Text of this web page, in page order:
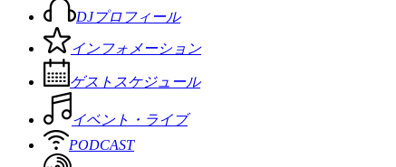
DJプロフィール
インフォメーション
ゲストスケジュール
イベント・ライブ
PODCAST